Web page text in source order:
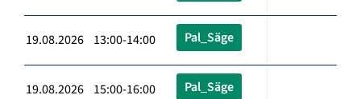
19.08.2026 13:00-14:00 Pal_Säge
19.08.2026 15:00-16:00 Pal_Säge